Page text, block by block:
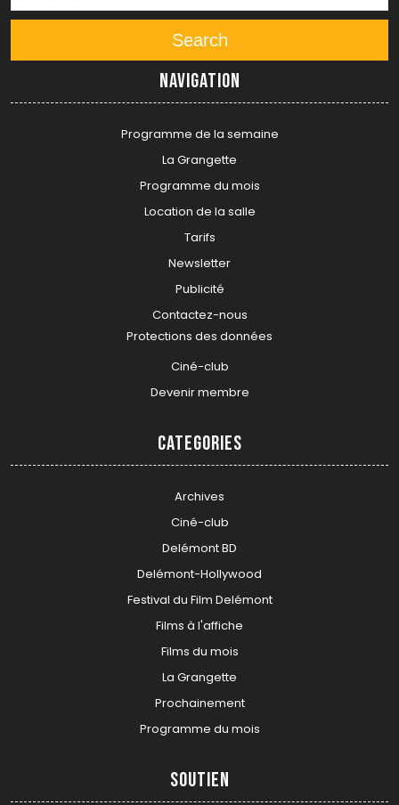
Search
Navigation
Programme de la semaine
La Grangette
Programme du mois
Location de la salle
Tarifs
Newsletter
Publicité
Contactez-nous
Protections des données
Ciné-club
Devenir membre
Categories
Archives
Ciné-club
Delémont BD
Delémont-Hollywood
Festival du Film Delémont
Films à l'affiche
Films du mois
La Grangette
Prochainement
Programme du mois
Soutien